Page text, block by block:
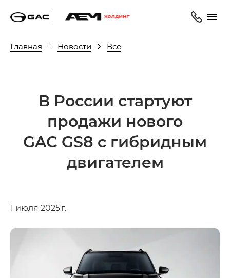
Главная Новости Все
В России стартуют
продажи нового
GAC GS8 c гибридным
двигателем
1 июля 2025 г.